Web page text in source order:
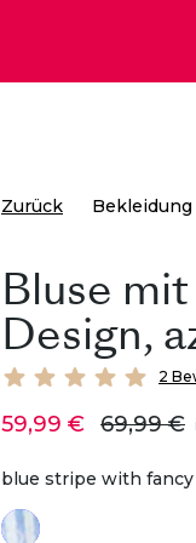
Zurück Bekleidung
Bluse
Design,
2
59,99 € 69,99 €
blue stripe with